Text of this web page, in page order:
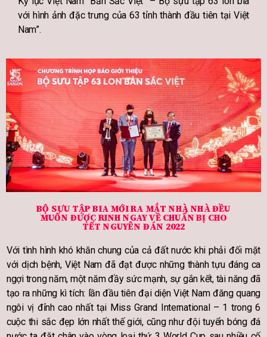
với hình ảnh đặc trưng của 63 tỉnh thành đầu tiên tại Việt
Nam”.
BỘ SƯU TẬP BIA MỚI RA MẮT NHÀ NHÀ ĐỀU
MUỐN ĐƯỢC RINH NGAY VỀ CHUẨN BỊ CHO
TẾT NGUYÊN ĐÁN 2022
Với tình hình khó khăn chung của cả đất nước khi phải đối mặt
với dịch bệnh, Việt Nam đã đạt được những thành tựu đáng ca
ngợi trong năm, một năm đầy sức mạnh, sự gắn kết, tài năng đã
tạo ra những kì tích: lần đầu tiên đại diện Việt Nam đăng quang
ngôi vị đỉnh cao nhất tại Miss Grand International – 1 trong 6
cuộc thi sắc đẹp lớn nhất thế giới, cũng như đội tuyển bóng đá